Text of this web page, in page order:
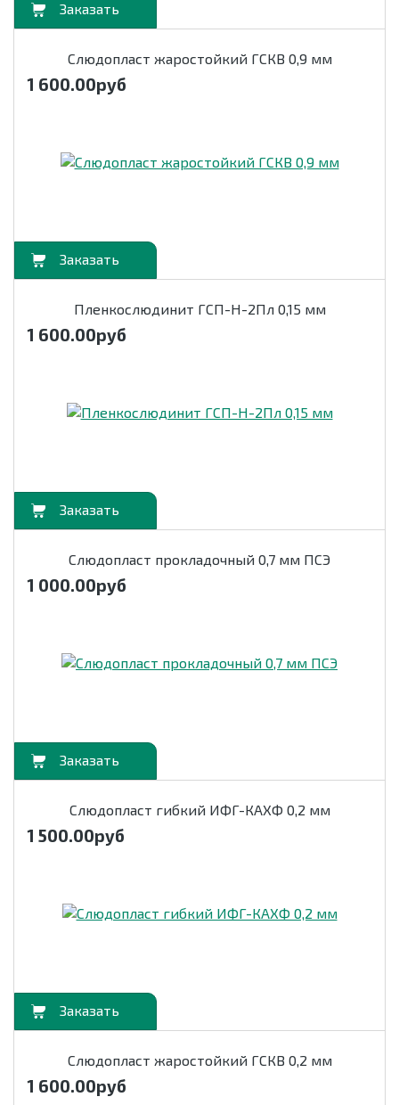
Слюдопласт жаростойкий ГСКВ 0,9 мм
1 600.00руб
Пленкослюдинит ГСП-Н-2Пл 0,15 мм
1 600.00руб
Слюдопласт прокладочный 0,7 мм ПСЭ
1 000.00руб
Cлюдопласт гибкий ИФГ-КАХФ 0,2 мм
1 500.00руб
Слюдопласт жаростойкий ГСКВ 0,2 мм
1 600.00руб